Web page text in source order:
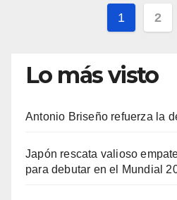
1 2
Lo más visto
Antonio Briseño refuerza la
Japón rescata valioso
para debutar en el Mundial